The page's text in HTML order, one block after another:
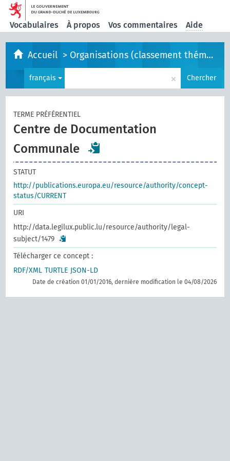
Vocabulaires À propos Vos commentaires Aide
Accueil > Organisations (classement thématique)
français × Chercher
TERME PRÉFÉRENTIEL
Centre de Documentation
Communale
STATUT
http://publications.europa.eu/resource/authority/concept-
status/CURRENT
URI
http://data.legilux.public.lu/resource/authority/legal-
subject/1479
Télécharger ce concept :
RDF/XML TURTLE JSON-LD
Date de création 01/01/2016, dernière modification le 04/08/2026